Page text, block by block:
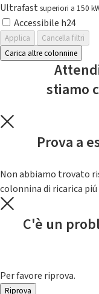
Ultrafast superiori a 150
Accessibile h24
Applica
Cancella filtri
Carica altre colonnine
stiamo
Prova a
Non abbiamo trovato
colonnina di ricarica
C'è un
Per favore riprova.
Riprova